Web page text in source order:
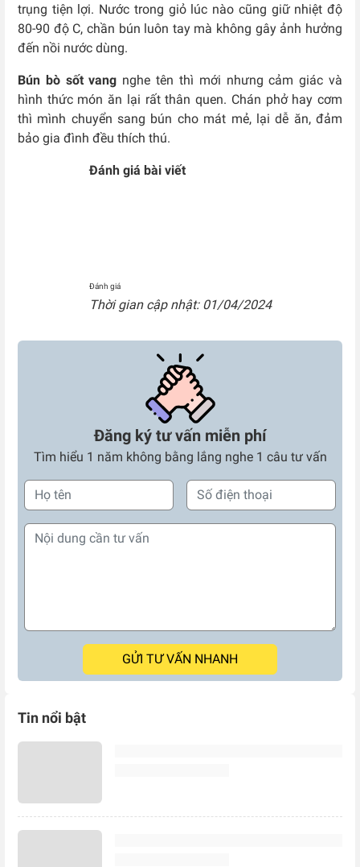
trụng tiện lợi. Nước trong giỏ lúc nào cũng giữ nhiệt độ
80-90 độ C, chần bún luôn tay mà không gây ảnh hưởng
đến nồi nước dùng.
Bún bò sốt vang nghe tên thì mới nhưng cảm giác và
hình thức món ăn lại rất thân quen. Chán phở hay cơm
thì mình chuyển sang bún cho mát mẻ, lại dễ ăn, đảm
bảo gia đình đều thích thú.
Đánh giá bài viết
Đánh giá
Thời gian cập nhật: 01/04/2024
Đăng ký tư vấn miễn phí
Tìm hiểu 1 năm không bằng lắng nghe 1 câu tư vấn
GỬI TƯ VẤN NHANH
Tin nổi bật